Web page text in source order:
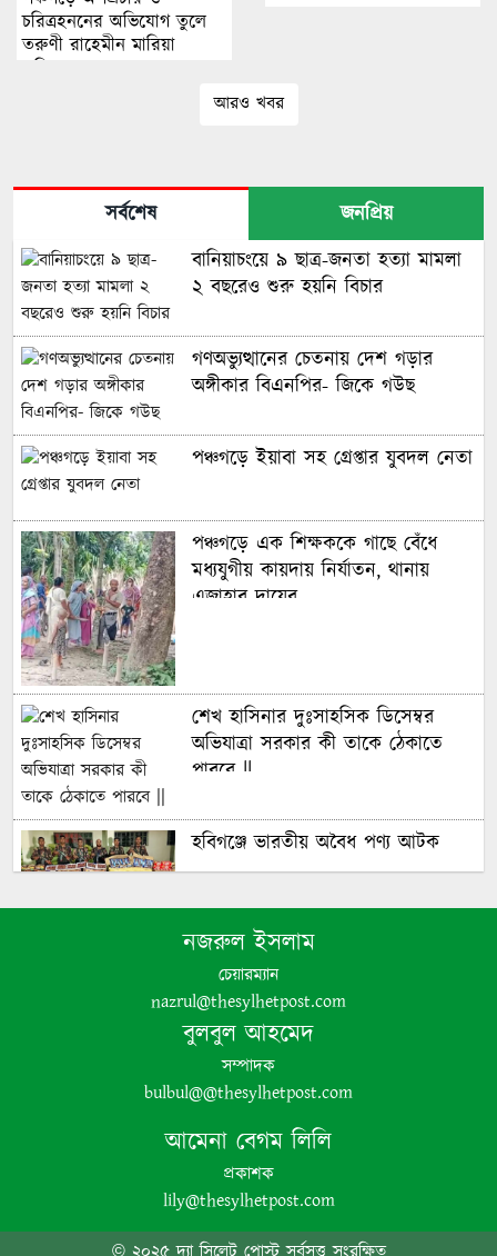
চরিত্রহননের অভিযোগ তুলে
তরুণী রাহেমীন মারিয়া
এলিনের সংবাদ সম্মেলন
আরও খবর
সর্বশেষ
জনপ্রিয়
বানিয়াচংয়ে ৯ ছাত্র-জনতা হত্যা মামলা
২ বছরেও শুরু হয়নি বিচার
গণঅভ্যুত্থানের চেতনায় দেশ গড়ার
অঙ্গীকার বিএনপির- জিকে গউছ
পঞ্চগড়ে ইয়াবা সহ গ্রেপ্তার যুবদল নেতা
পঞ্চগড়ে এক শিক্ষককে গাছে বেঁধে
মধ্যযুগীয় কায়দায় নির্যাতন, থানায়
এজাহার দায়ের
শেখ হাসিনার দুঃসাহসিক ডিসেম্বর
অভিযাত্রা সরকার কী তাকে ঠেকাতে
পারবে ||
হবিগঞ্জে ভারতীয় অবৈধ পণ্য আটক
নবীগঞ্জে গৃহবধূর ঝুলন্ত মরদেহ উদ্ধার
পঞ্চগড়ে অপপ্রচার ও চরিত্রহননের
অভিযোগ তুলে তরুণী রাহেমীন মারিয়া
এলিনের সংবাদ সম্মেলন
বোদায় বিস্কুটের প্রলোভনে দুই শিশুকে
ধর্ষণের অভিযোগ, গ্রেপ্তার ১
নজরুল ইসলাম
চেয়ারম্যান
nazrul@thesylhetpost.com
বুলবুল আহমেদ
সম্পাদক
bulbul@@thesylhetpost.com
আমেনা বেগম লিলি
প্রকাশক
lily@thesylhetpost.com